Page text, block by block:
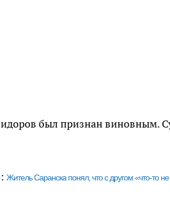
был признан виновным.
Житель Саранска понял, что с другом «что-то не